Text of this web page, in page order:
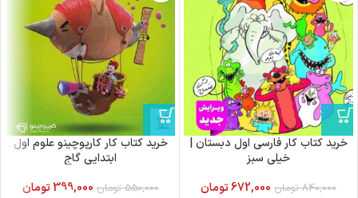
خرید کتاب کار فارسی اول دبستان |
خیلی سبز
840,000 تومان 672,000تومان
خرید کتاب کار کارپوچینو علوم اول
ابتدایی گاج
550,000 تومان 399,000تومان